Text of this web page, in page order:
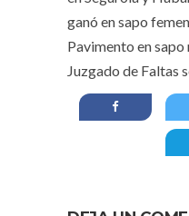
ganó en sapo
Pavimento en sapo
Juzgado de Faltas